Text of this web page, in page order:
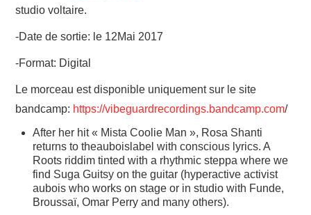
studio voltaire.
-Date de sortie: le 12Mai 2017
-Format: Digital
Le morceau est disponible uniquement sur le site
bandcamp: https://vibeguardrecordings.bandcamp.com/
After her hit « Mista Coolie Man », Rosa Shanti
returns to theauboislabel with conscious lyrics. A
Roots riddim tinted with a rhythmic steppa where we
find Suga Guitsy on the guitar (hyperactive activist
aubois who works on stage or in studio with Funde,
Broussaï, Omar Perry and many others).